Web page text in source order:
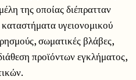
της οποίας διέπρατταν
υγειονομικού
σωματικές βλάβες,
προϊόντων εγκλήματος,